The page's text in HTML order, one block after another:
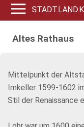
Altes Rathaus
Mittelpunkt der
Imkeller 1599-1602
Stil der Renaissance